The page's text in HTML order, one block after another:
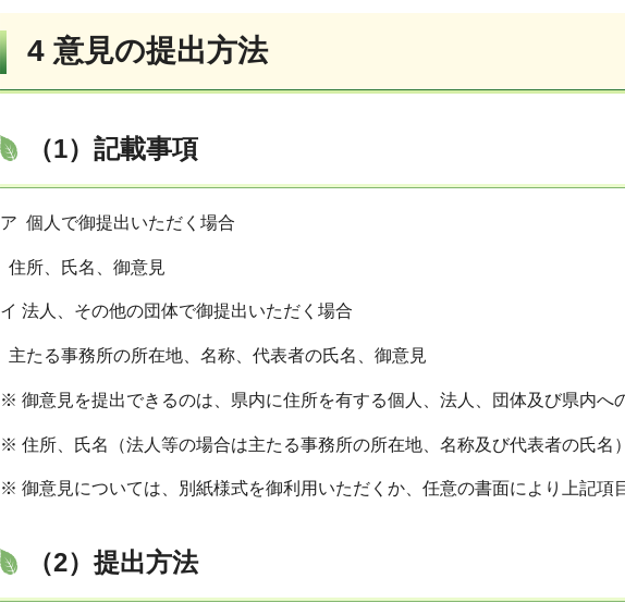
4 意見の提出方法
（1）記載事項
ア 個人で御提出いただく場合
住所、氏名、御意見
イ 法人、その他の団体で御提出いただく場合
主たる事務所の所在地、名称、代表者の氏名、御意見
※ 御意見を提出できるのは、県内に住所を有する個人、法人、団体及び県内へ
※ 住所、氏名（法人等の場合は主たる事務所の所在地、名称及び代表者の氏名
※ 御意見については、別紙様式を御利用いただくか、任意の書面により上記項
（2）提出方法